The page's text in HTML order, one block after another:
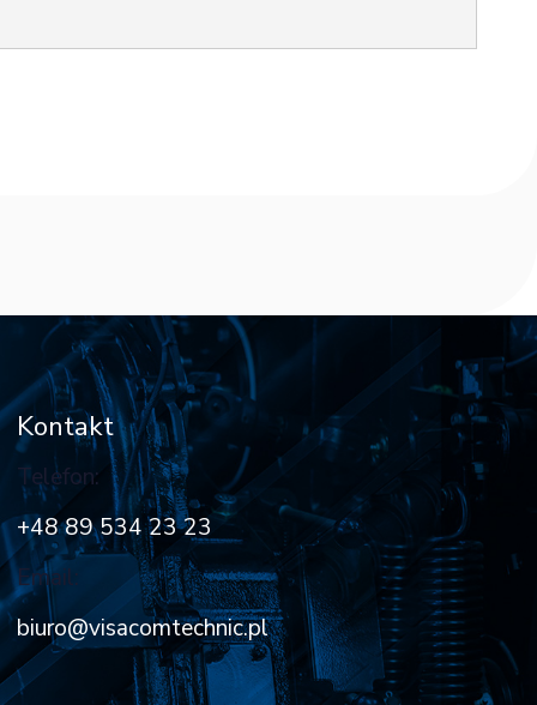
Kontakt
Telefon:
+48 89 534 23 23
Email:
biuro@visacomtechnic.pl